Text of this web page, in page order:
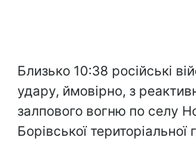
Близько 10:38 російські
удару, ймовірно, з
залпового вогню по селу
Борівської територіальної